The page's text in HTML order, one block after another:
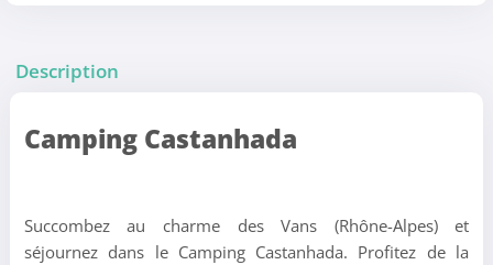
Description
Camping Castanhada
Succombez au charme des Vans (Rhône-Alpes) et
séjournez dans le Camping Castanhada. Profitez de la